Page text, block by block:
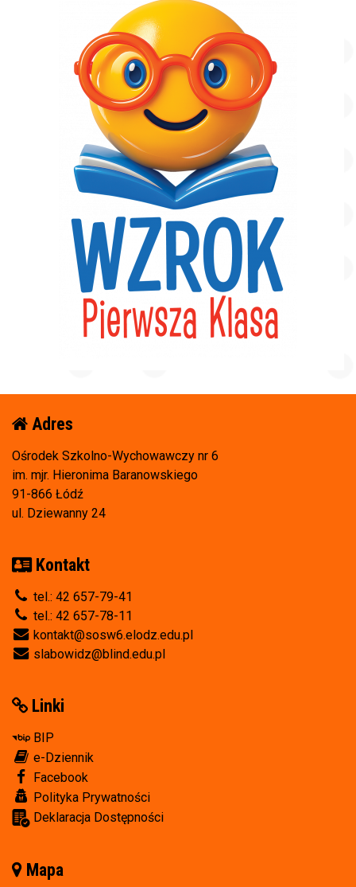
Adres
Ośrodek Szkolno-Wychowawczy nr 6
im. mjr. Hieronima Baranowskiego
91-866 Łódź
ul. Dziewanny 24
Kontakt
tel.: 42 657-79-41
tel.: 42 657-78-11
kontakt@sosw6.elodz.edu.pl
slabowidz@blind.edu.pl
Linki
BIP
e-Dziennik
Facebook
Polityka Prywatności
Deklaracja Dostępności
Mapa